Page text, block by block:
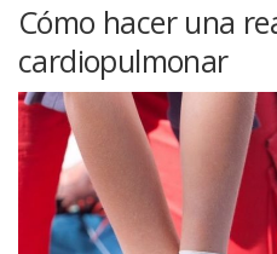
NOVEDADES
Cómo hacer una
cardiopulmonar